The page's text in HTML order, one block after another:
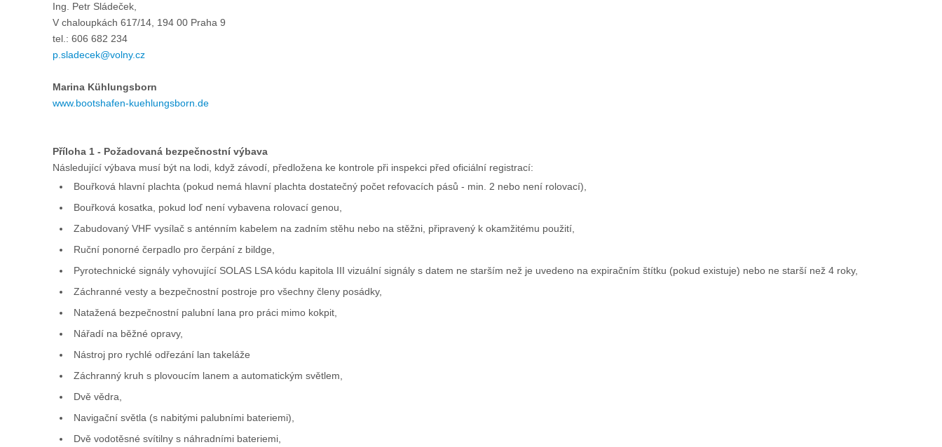
Ing. Petr Sládeček,
V chaloupkách 617/14, 194 00 Praha 9
tel.: 606 682 234
p.sladecek@volny.cz
Marina Kühlungsborn
www.bootshafen-kuehlungsborn.de
Příloha 1 - Požadovaná bezpečnostní výbava
Následující výbava musí být na lodi, když závodí, předložena ke kontrole při inspekci před oficiální registrací:
Bouřková hlavní plachta (pokud nemá hlavní plachta dostatečný počet refovacích pásů - min. 2 nebo není rolovací),
Bouřková kosatka, pokud loď není vybavena rolovací genou,
Zabudovaný VHF vysílač s anténním kabelem na zadním stěhu nebo na stěžni, připravený k okamžitému použití,
Ruční ponorné čerpadlo pro čerpání z bildge,
Pyrotechnické signály vyhovující SOLAS LSA kódu kapitola III vizuální signály s datem ne starším než je uvedeno na expiračním štítku (pokud existuje) nebo ne starší než 4 roky,
Záchranné vesty a bezpečnostní postroje pro všechny členy posádky,
Natažená bezpečnostní palubní lana pro práci mimo kokpit,
Nářadí na běžné opravy,
Nástroj pro rychlé odřezání lan takeláže
Záchranný kruh s plovoucím lanem a automatickým světlem,
Dvě vědra,
Navigační světla (s nabitými palubními bateriemi),
Dvě vodotěsné svítilny s náhradními bateriemi,